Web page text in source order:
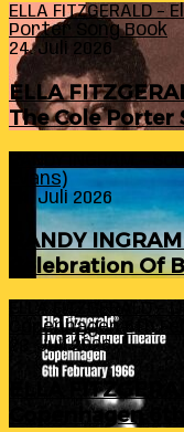
ELLA FITZGERALD
Porter Song Book
24. Juli 2026
ELLA
The Cole Porter
Evans)
24. Juli 2026
RANDY
Celebration Of
ELLA FITZGERALD
Copenhagen 6th
23. Juli 2026
ELLA
Copenhagen